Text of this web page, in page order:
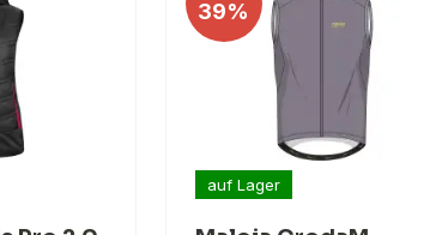
39%
auf Lager